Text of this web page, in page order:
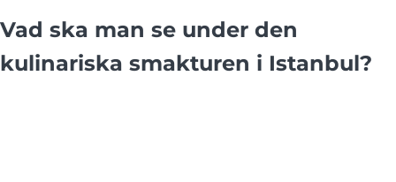
Vad ska man se under den
kulinariska smakturen i Istanbul?